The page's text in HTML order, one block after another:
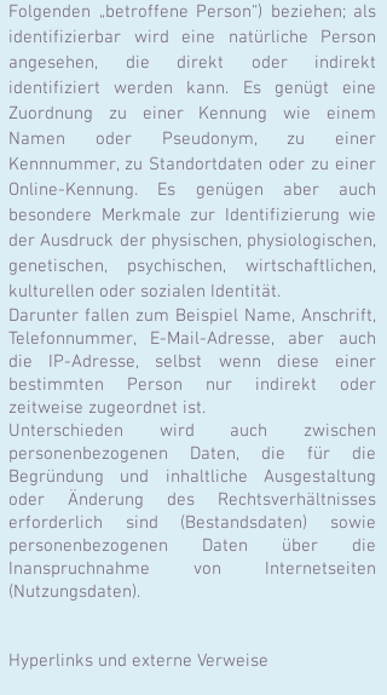
Folgenden „betroffene Person“) beziehen; als
identifizierbar wird eine natürliche Person
angesehen, die direkt oder indirekt
identifiziert werden kann. Es genügt eine
Zuordnung zu einer Kennung wie einem
Namen oder Pseudonym, zu einer
Kennnummer, zu Standortdaten oder zu einer
Online-Kennung. Es genügen aber auch
besondere Merkmale zur Identifizierung wie
der Ausdruck der physischen, physiologischen,
genetischen, psychischen, wirtschaftlichen,
kulturellen oder sozialen Identität.
Darunter fallen zum Beispiel Name, Anschrift,
Telefonnummer, E-Mail-Adresse, aber auch
die IP-Adresse, selbst wenn diese einer
bestimmten Person nur indirekt oder
zeitweise zugeordnet ist.
Unterschieden wird auch zwischen
personenbezogenen Daten, die für die
Begründung und inhaltliche Ausgestaltung
oder Änderung des Rechtsverhältnisses
erforderlich sind (Bestandsdaten) sowie
personenbezogenen Daten über die
Inanspruchnahme von Internetseiten
(Nutzungsdaten).
Hyperlinks und externe Verweise